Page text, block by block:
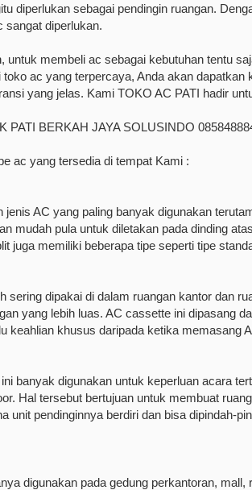
diperlukan sebagai pendingin ruangan.
sangat diperlukan.
untuk membeli ac sebagai kebutuhan tentu
toko ac yang terpercaya, Anda akan
yang jelas. Kami TOKO AC PATI hadir
PATI BERKAH JAYA SOLUSINDO
ac yang tersedia di tempat Kami :
jenis AC yang paling banyak digunakan
mudah pula untuk diletakan pada dinding
juga memiliki beberapa tipe seperti tipe
sering dipakai di dalam ruangan kantor dan
yang lebih luas. AC cassette ini dipasang
keahlian khusus daripada ketika memasang
banyak digunakan untuk keperluan acara
Hal tersebut bertujuan untuk membuat
unit pendinginnya berdiri dan bisa dipindah-
digunakan pada gedung perkantoran,